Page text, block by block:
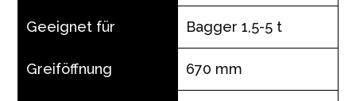
Geeignet für Bagger 1,5-5 t
Greiföffnung 670 mm